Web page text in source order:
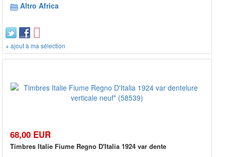
Altro Africa
+ ajout à ma sélection
68,00 EUR
Timbres Italie Fiume Regno D'Italia 1924 var dente